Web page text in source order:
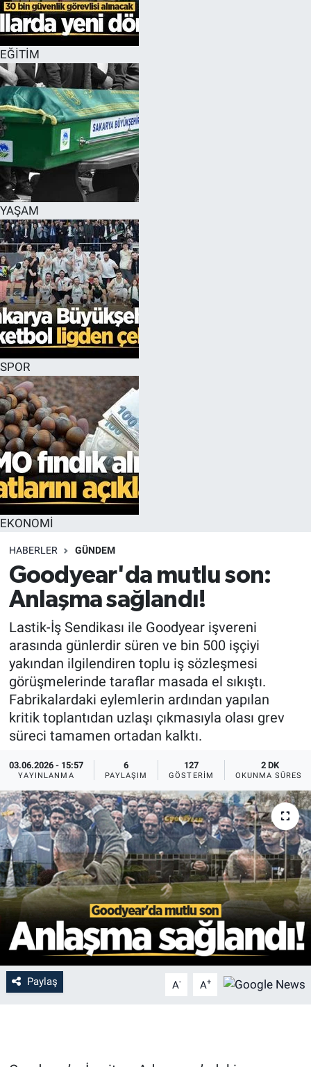
EĞİTİM
YAŞAM
SPOR
EKONOMİ
HABERLER GÜNDEM
Goodyear'da mutlu son:
Anlaşma sağlandı!
Lastik-İş Sendikası ile Goodyear işvereni
arasında günlerdir süren ve bin 500 işçiyi
yakından ilgilendiren toplu iş sözleşmesi
görüşmelerinde taraflar masada el sıkıştı.
Fabrikalardaki eylemlerin ardından yapılan
kritik toplantıdan uzlaşı çıkmasıyla olası grev
süreci tamamen ortadan kalktı.
03.06.2026 - 15:57
YAYINLANMA
6
PAYLAŞIM
127
GÖSTERIM
2 DK
OKUNMA SÜRESI
Paylaş A- A+